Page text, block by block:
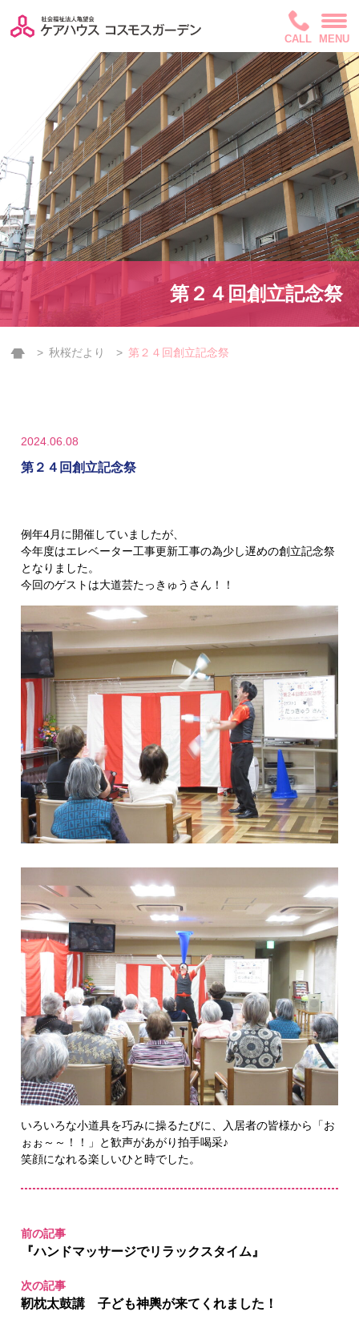
CALL MENU
第２４回創立記念祭
秋桜だより 第２４回創立記念祭
2024.06.08
第２４回創立記念祭
例年4月に開催していましたが、
今年度はエレベーター工事更新工事の為少し遅めの創立記念祭
となりました。
今回のゲストは大道芸たっきゅうさん！！
いろいろな小道具を巧みに操るたびに、入居者の皆様から「お
ぉぉ～～！！」と歓声があがり拍手喝采♪
笑顔になれる楽しいひと時でした。
前の記事
『ハンドマッサージでリラックスタイム』
次の記事
靭枕太鼓講 子ども神輿が来てくれました！